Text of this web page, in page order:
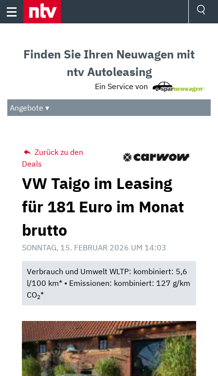
Skip
Audio
Das Beste
Finden Sie Ihren Neuwagen mit
ntv Autoleasing
Ein Service von
Angebote ▾
Zurück zu den
Deals
VW Taigo im Leasing
für 181 Euro im Monat
brutto
SONNTAG, 15. FEBRUAR 2026 UM 14:03
Verbrauch und Umwelt WLTP: kombiniert: 5,6
l/100 km* • Emissionen: kombiniert: 127 g/km
CO2*